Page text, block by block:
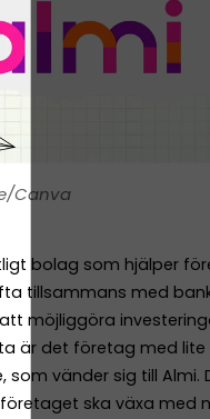
Canva
bolag som hjälper
tillsammans med
möjliggöra
är det företag med lite
som vänder sig till Almi.
ska växa med